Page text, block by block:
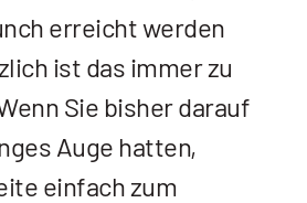
erreicht werden
ist das immer zu
Sie bisher darauf
Auge hatten,
einfach zum